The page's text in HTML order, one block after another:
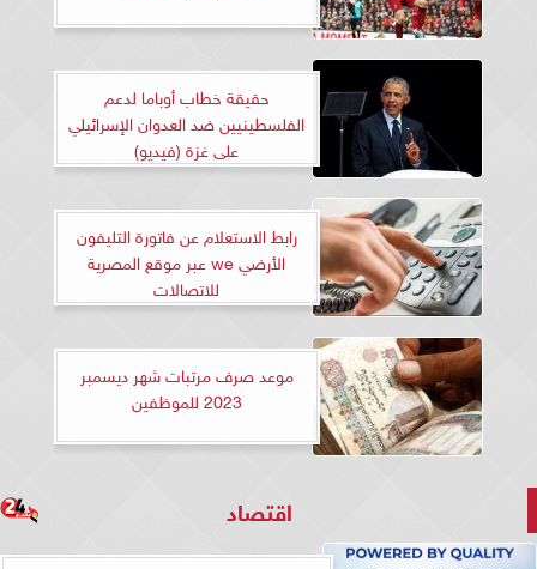
حقيقة خطاب أوباما لدعم
الفلسطينيين ضد العدوان الإسرائيلي
على غزة (فيديو)
رابط الاستعلام عن فاتورة التليفون
الأرضي we عبر موقع المصرية
للاتصالات
موعد صرف مرتبات شهر ديسمبر
2023 للموظفين
اقتصاد